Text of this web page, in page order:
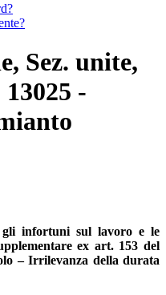
Sez. unite,
-
gli infortuni sul lavoro e le
ex art. 153 del
– Irrilevanza della durata